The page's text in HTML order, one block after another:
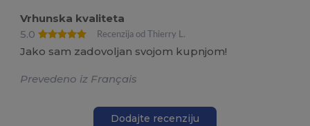
Vrhunska kvaliteta
5.0
Recenzija od Thierry L.
Jako sam zadovoljan svojom kupnjom!
Prevedeno iz Français
Dodajte recenziju